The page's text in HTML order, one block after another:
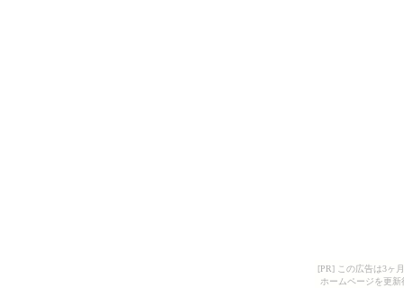
[PR] この広告は3ヶ
ホームページを更